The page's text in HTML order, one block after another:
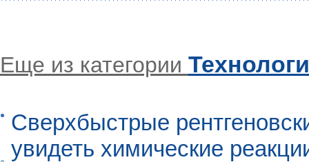
Еще из категории
Сверхбыстрые
увидеть химические